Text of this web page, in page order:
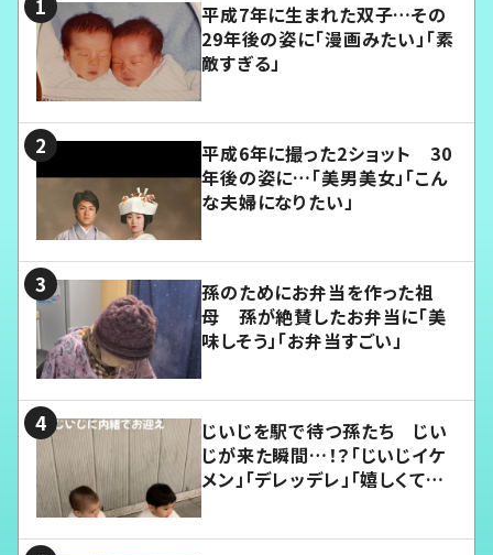
平成7年に生まれた双子…その
29年後の姿に「漫画みたい」「素
敵すぎる」
平成6年に撮った2ショット 30
年後の姿に…「美男美女」「こん
な夫婦になりたい」
孫のためにお弁当を作った祖
母 孫が絶賛したお弁当に「美
味しそう」「お弁当すごい」
じいじを駅で待つ孫たち じい
じが来た瞬間…！？「じいじイケ
メン」「デレッデレ」「嬉しくて可